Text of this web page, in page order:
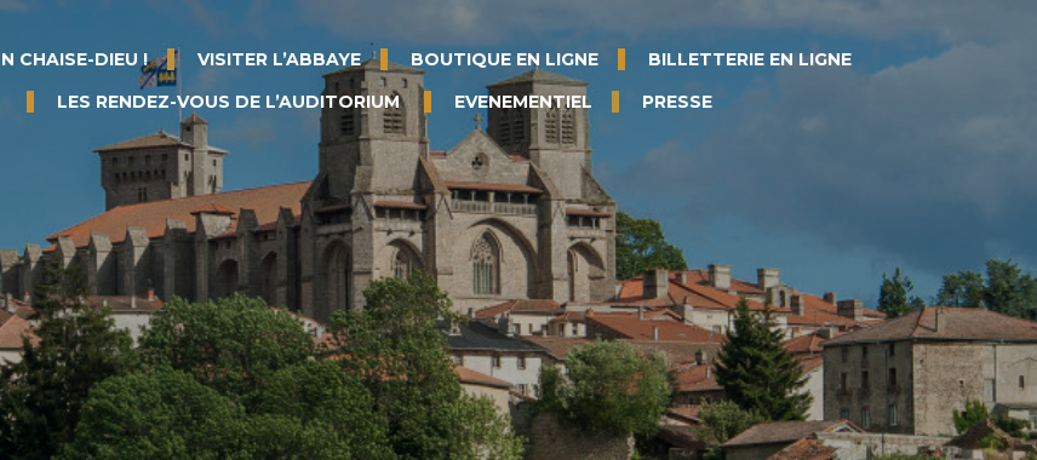
CHAISE-DIEU ! VISITER L’ABBAYE BOUTIQUE EN LIGNE
BILLETTERIE EN LIGNE
LES RENDEZ-VOUS DE L’AUDITORIUM
EVENEMENTIEL PRESSE